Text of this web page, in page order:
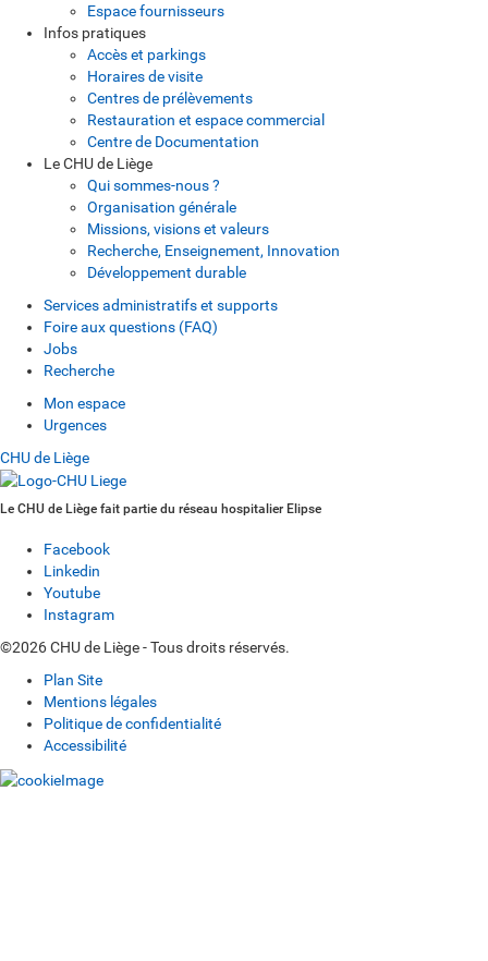
Espace fournisseurs
Infos pratiques
Accès et parkings
Horaires de visite
Centres de prélèvements
Restauration et espace commercial
Centre de Documentation
Le CHU de Liège
Qui sommes-nous ?
Organisation générale
Missions, visions et valeurs
Recherche, Enseignement, Innovation
Développement durable
Services administratifs et supports
Foire aux questions (FAQ)
Jobs
Recherche
Mon espace
Urgences
CHU de Liège
Le CHU de Liège fait partie du réseau hospitalier Elipse
Facebook
Linkedin
Youtube
Instagram
©2026 CHU de Liège - Tous droits réservés.
Plan Site
Mentions légales
Politique de confidentialité
Accessibilité